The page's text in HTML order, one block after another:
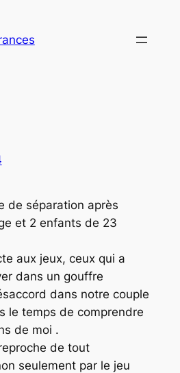
de séparation après
et 2 enfants de 23
aux jeux, ceux qui a
dans un gouffre
dans notre couple
le temps de comprendre
de moi .
de tout
seulement par le jeu